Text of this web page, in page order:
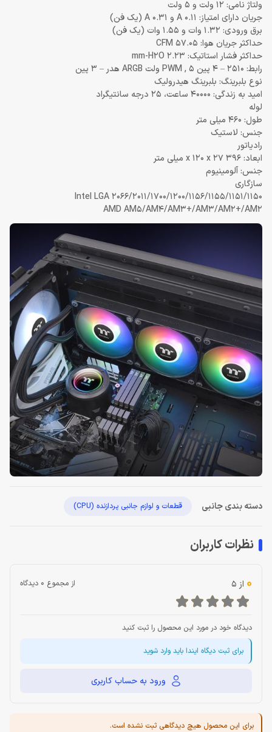
ولتاژ نامی: 12 ولت و 5 ولت
جریان دارای امتیاز: 0.11 A و 0.31 A (یک فن)
برق ورودی: 1.32 وات و 1.55 وات (یک فن)
حداکثر جریان هوا: 57.05 CFM
حداکثر فشار استاتیک: 2.23 mm-H2O
رابط: 2510 – 4 پین PWM , 5 ولت ARGB هدر – 3 پین
نوع بلبرینگ: بلبرینگ هیدرولیک
امید به زندگی: 40000 ساعت، 25 درجه سانتیگراد
لوله
طول: 460 میلی متر
جنس: لاستیک
رادیاتور
ابعاد: 396 x 120 x 27 میلی متر
جنس: آلومینیوم
سازگاری
Intel LGA 2066/2011/1700/1200/1156/1155/1151/1150
AMD AM5/AM4/AM3+/AM3/AM2+/AM2
دسته بندی جانبی قطعات و لوازم جانبی پردازنده (CPU)
نظرات کاربران
0 از 5 از مجموع 0 دیدگاه
دیدگاه خود در مورد این محصول را ثبت کنید
برای ثبت دیگاه ایندا باید وارد شوید
ورود به حساب کاربری
برای این محصول هیچ دیدگاهی ثبت نشده است.